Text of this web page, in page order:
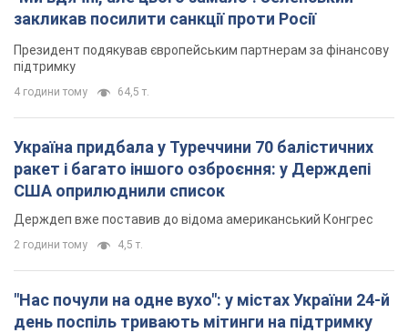
закликав посилити санкції проти Росії
Президент подякував європейським партнерам за фінансову
підтримку
4 години тому 64,5 т.
Україна придбала у Туреччини 70 балістичних
ракет і багато іншого озброєння: у Держдепі
США оприлюднили список
Держдеп вже поставив до відома американський Конгрес
2 години тому 4,5 т.
"Нас почули на одне вухо": у містах України 24-й
день поспіль тривають мітинги на підтримку